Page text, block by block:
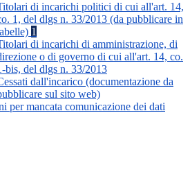
di incarichi politici di cui all'art. 14,
1, del dlgs n. 33/2013 (da pubblicare in
1
di incarichi di amministrazione, di
o di governo di cui all'art. 14, co.
bis, del dlgs n. 33/2013
dall'incarico (documentazione da
sul sito web)
per mancata comunicazione dei dati